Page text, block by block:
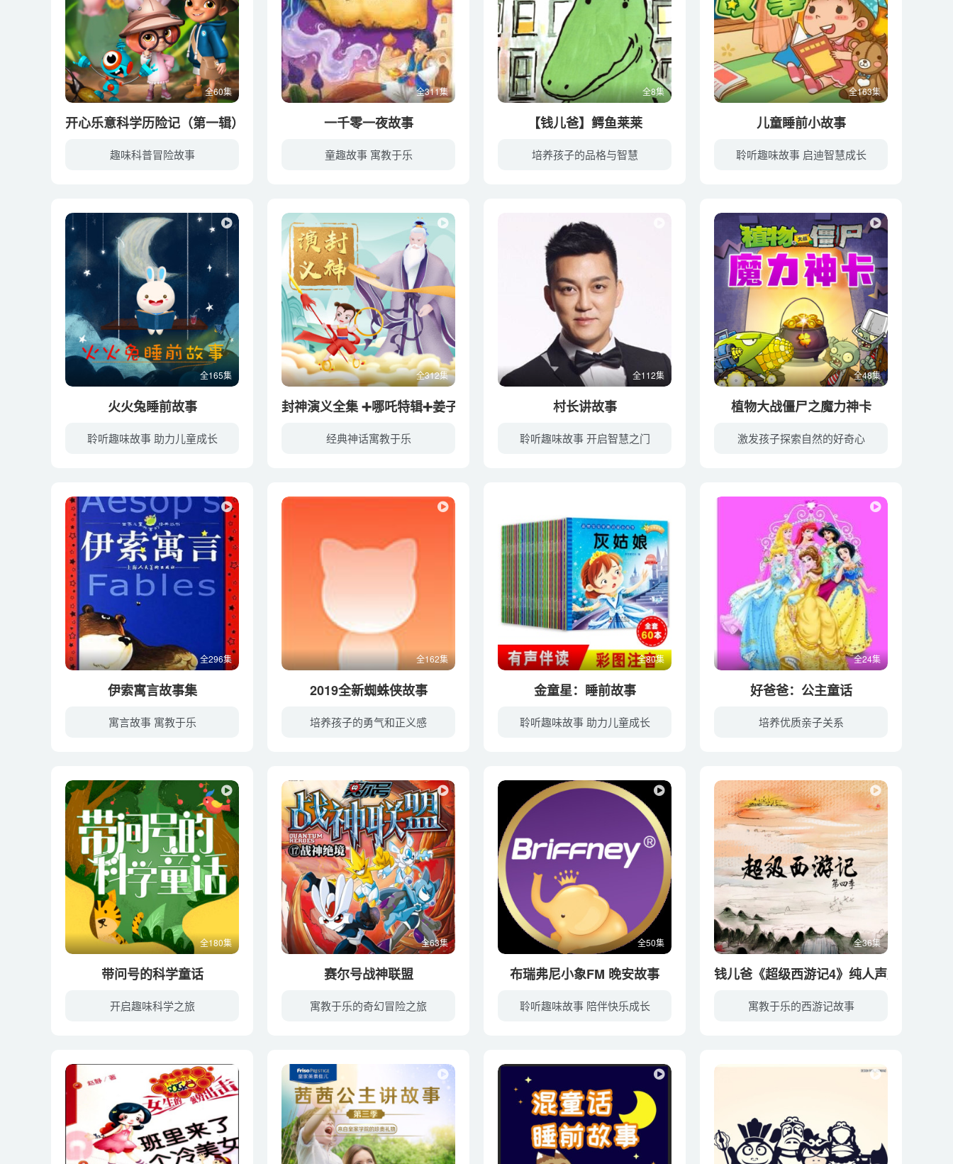
全60集
开心乐意科学历险记（第一辑）
趣味科普冒险故事
全311集
一千零一夜故事
童趣故事 寓教于乐
全8集
【钱儿爸】鳄鱼莱莱
培养孩子的品格与智慧
全163集
儿童睡前小故事
聆听趣味故事 启迪智慧成长
全165集
火火兔睡前故事
聆听趣味故事 助力儿童成长
全312集
封神演义全集 ➕哪吒特辑➕姜子牙特辑
经典神话寓教于乐
全112集
村长讲故事
聆听趣味故事 开启智慧之门
全48集
植物大战僵尸之魔力神卡
激发孩子探索自然的好奇心
全296集
伊索寓言故事集
寓言故事 寓教于乐
全162集
2019全新蜘蛛侠故事
培养孩子的勇气和正义感
全80集
金童星：睡前故事
聆听趣味故事 助力儿童成长
全24集
好爸爸：公主童话
培养优质亲子关系
全180集
带问号的科学童话
开启趣味科学之旅
全63集
赛尔号战神联盟
寓教于乐的奇幻冒险之旅
全50集
布瑞弗尼小象FM 晚安故事
聆听趣味故事 陪伴快乐成长
全36集
钱儿爸《超级西游记4》纯人声版
寓教于乐的西游记故事